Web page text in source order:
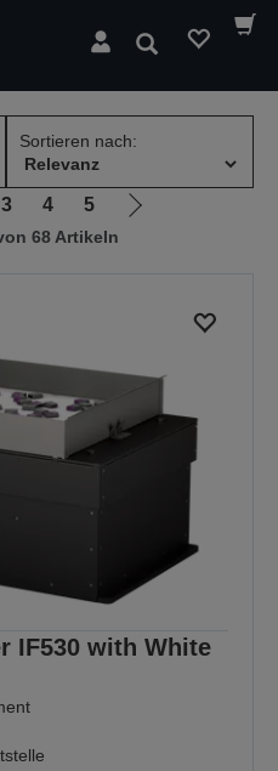
Suchen
Sortieren nach:
3 4 5
Zur
68 Artikeln
IF530 with White